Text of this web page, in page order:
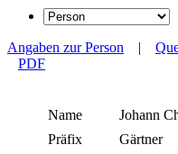
Angaben zur Person |
PDF
Name Johann
Präfix
Gärtner